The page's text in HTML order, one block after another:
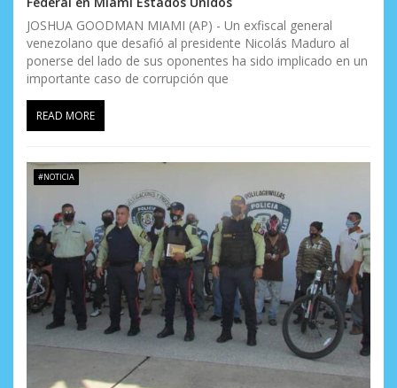
JOSHUA GOODMAN MIAMI (AP) - Un exfiscal general
venezolano que desafió al presidente Nicolás Maduro al
ponerse del lado de sus oponentes ha sido implicado en un
importante caso de corrupción que
READ MORE
#NOTICIA